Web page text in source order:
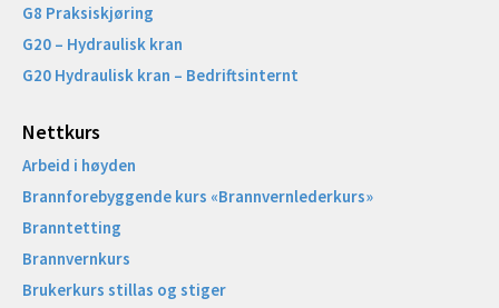
G8 Praksiskjøring
G20 – Hydraulisk kran
G20 Hydraulisk kran – Bedriftsinternt
Nettkurs
Arbeid i høyden
Brannforebyggende kurs «Brannvernlederkurs»
Branntetting
Brannvernkurs
Brukerkurs stillas og stiger